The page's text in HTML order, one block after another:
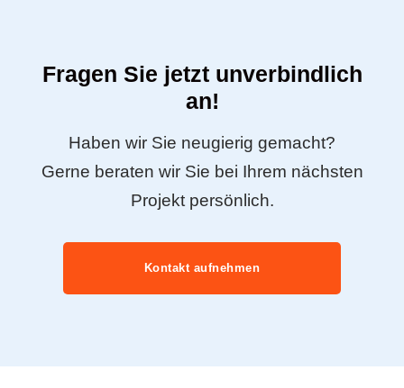
Fragen Sie jetzt unverbindlich
an!
Haben wir Sie neugierig gemacht?
Gerne beraten wir Sie bei Ihrem nächsten
Projekt persönlich.
Kontakt aufnehmen